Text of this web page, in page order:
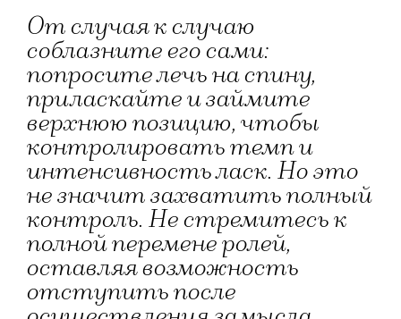
От случая к случаю
соблазните его сами:
попросите лечь на спину,
приласкайте и займите
верхнюю позицию, чтобы
контролировать темп и
интенсивность ласк. Но это
не значит захватить полный
контроль. Не стремитесь к
полной перемене ролей,
оставляя возможность
отступить после